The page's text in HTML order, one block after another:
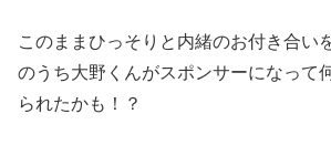
このままひっそりと内緒のお付き合い
のうち大野くんがスポンサーになって
られたかも！？